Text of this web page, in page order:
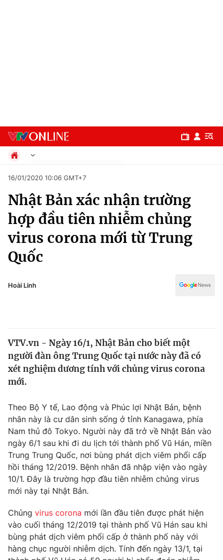
Chuyên mục
Chính trị
Xã hội
Pháp luật
Thế giới
Tin tức
Thế giới đó đây
Câu chuyện quốc tế
Kinh tế
Thị trường
Góc doanh nghiệp
Truyền hình
Phim VTV
Hậu trường
Nhân vật
Khán giả
Giải sao mai
Giải trí
Điện ảnh
Âm nhạc
Sao
Đời sống
Làm đẹp
Chất lượng cuộc sống
Giáo dục
Tuyển sinh
Học trực tuyến
Công nghệ
Xã hội
Pháp luật
Kinh tế
Thể thao
Truyền hình
Văn hóa - Giải trí
Y tế
Công nghệ
16/01/2020 10:06 GMT+7
Nhật Bản xác nhận trường
hợp đầu tiên nhiễm chủng
virus corona mới từ Trung
Quốc
Hoài Linh
VTV.vn - Ngày 16/1, Nhật Bản cho biết một
người đàn ông Trung Quốc tại nước này đã có
xét nghiệm dương tính với chủng virus corona
mới.
Theo Bộ Y tế, Lao động và Phúc lợi Nhật Bản, bệnh
nhân này là cư dân sinh sống ở tỉnh Kanagawa, phía
Nam thủ đô Tokyo. Người này đã trở về Nhật Bản vào
ngày 6/1 sau khi đi du lịch tới thành phố Vũ Hán, miền
Trung Trung Quốc, nơi bùng phát dịch viêm phổi cấp
hồi tháng 12/2019. Bệnh nhân đã nhập viện vào ngày
10/1. Đây là trường hợp đầu tiên nhiễm chủng virus
mới này tại Nhật Bản.
Chủng virus corona mới lần đầu tiên được phát hiện
vào cuối tháng 12/2019 tại thành phố Vũ Hán sau khi
bùng phát dịch viêm phổi cấp ở thành phố này với
hàng chục người nhiễm dịch. Tính đến ngày 13/1, tại